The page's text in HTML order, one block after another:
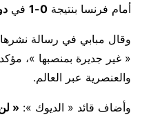
أمام فرنسا بنتيجة 0-1 في دور
وقال مبابي في رسالة
« غير جديرة بمنصبها »،
والعنصرية عبر العالم.
وأضاف قائد « الديوك »: «